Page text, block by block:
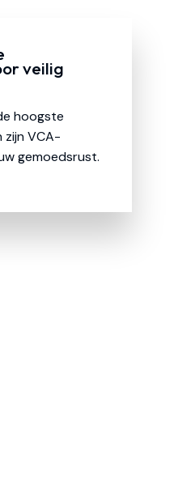
veilig
hoogste
zijn VCA-
gemoedsrust.